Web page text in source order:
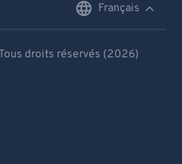
Français
Tous droits réservés (2026)